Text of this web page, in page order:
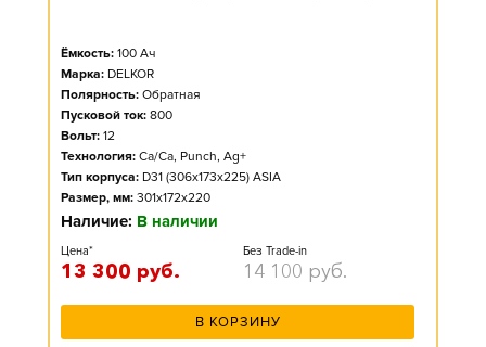
Ёмкость: 100 Ач
Марка: DELKOR
Полярность: Обратная
Пусковой ток: 800
Вольт: 12
Технология: Ca/Ca, Punch, Ag+
Тип корпуса: D31 (306x173x225) ASIA
Размер, мм: 301x172x220
Наличие: В наличии
Цена*
13 300 руб.
Без Trade-in
14 100 руб.
В КОРЗИНУ